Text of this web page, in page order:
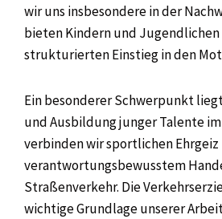
wir uns insbesondere in der
bieten Kindern und Jugendlichen
strukturierten Einstieg in den
Ein besonderer Schwerpunkt
und Ausbildung junger Talente
verbinden wir sportlichen
verantwortungsbewusstem
Straßenverkehr. Die
wichtige Grundlage unserer